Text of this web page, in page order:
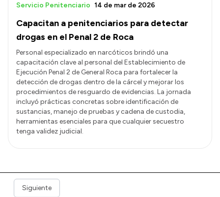
Capacitan a penitenciarios para detectar
drogas en el Penal 2 de Roca
Servicio Penitenciario 14 de mar de 2026
Personal especializado en narcóticos brindó una
capacitación clave al personal del Establecimiento de
Ejecución Penal 2 de General Roca para fortalecer la
detección de drogas dentro de la cárcel y mejorar los
procedimientos de resguardo de evidencias. La jornada
incluyó prácticas concretas sobre identificación de
sustancias, manejo de pruebas y cadena de custodia,
herramientas esenciales para que cualquier secuestro
tenga validez judicial.
Siguiente